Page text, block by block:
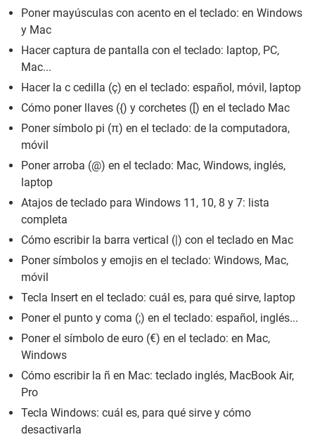
Poner mayúsculas con acento en el teclado: en Windows
y Mac
Hacer captura de pantalla con el teclado: laptop, PC,
Mac...
Hacer la c cedilla (ç) en el teclado: español, móvil, laptop
Cómo poner llaves ({) y corchetes ([) en el teclado Mac
Poner símbolo pi (π) en el teclado: de la computadora,
móvil
Poner arroba (@) en el teclado: Mac, Windows, inglés,
laptop
Atajos de teclado para Windows 11, 10, 8 y 7: lista
completa
Cómo escribir la barra vertical (|) con el teclado en Mac
Poner símbolos y emojis en el teclado: Windows, Mac,
móvil
Tecla Insert en el teclado: cuál es, para qué sirve, laptop
Poner el punto y coma (;) en el teclado: español, inglés...
Poner el símbolo de euro (€) en el teclado: en Mac,
Windows
Cómo escribir la ñ en Mac: teclado inglés, MacBook Air,
Pro
Tecla Windows: cuál es, para qué sirve y cómo
desactivarla